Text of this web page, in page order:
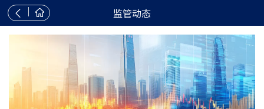
  监管动态